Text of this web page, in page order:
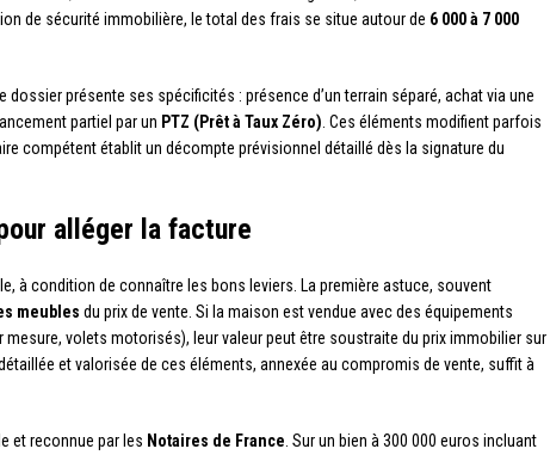
de sécurité immobilière, le total des frais se situe autour de 6 000 à 7 000
dossier présente ses spécificités : présence d’un terrain séparé, achat via une
partiel par un PTZ (Prêt à Taux Zéro) . Ces éléments modifient parfois
compétent établit un décompte prévisionnel détaillé dès la signature du
alléger la facture
à condition de connaître les bons leviers. La première astuce, souvent
meubles du prix de vente. Si la maison est vendue avec des équipements
volets motorisés), leur valeur peut être soustraite du prix immobilier sur
et valorisée de ces éléments, annexée au compromis de vente, suffit à
et reconnue par les Notaires de France . Sur un bien à 300 000 euros incluant